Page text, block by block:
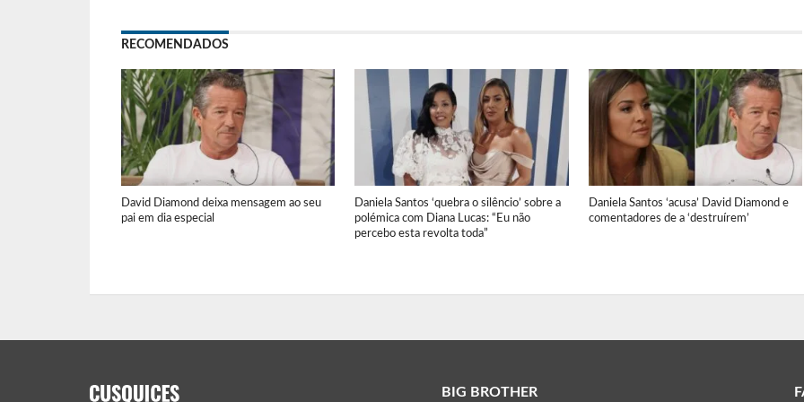
RECOMENDADOS
David Diamond deixa mensagem ao seu
pai em dia especial
Daniela Santos ‘quebra o silêncio’ sobre a
polémica com Diana Lucas: “Eu não
percebo esta revolta toda”
Daniela Santos ‘acusa’ David Diamond e
comentadores de a ‘destruírem’
BIG BROTHER